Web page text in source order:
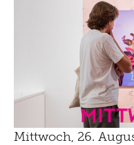
Mittwoch, 26.